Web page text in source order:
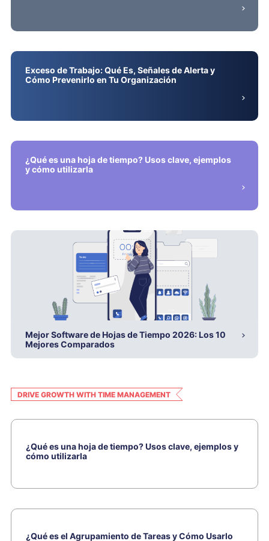
Exceso de Trabajo: Qué Es, Señales de Alerta y
Cómo Prevenirlo en Tu Organización
¿Qué es una hoja de tiempo? Usos clave, ejemplos
y cómo utilizarla
Mejor Software de Hojas de Tiempo 2026: Los 10
Mejores Comparados
DRIVE GROWTH WITH TIME MANAGEMENT
¿Qué es una hoja de tiempo? Usos clave, ejemplos y
cómo utilizarla
¿Qué es el Agrupamiento de Tareas y Cómo Usarlo